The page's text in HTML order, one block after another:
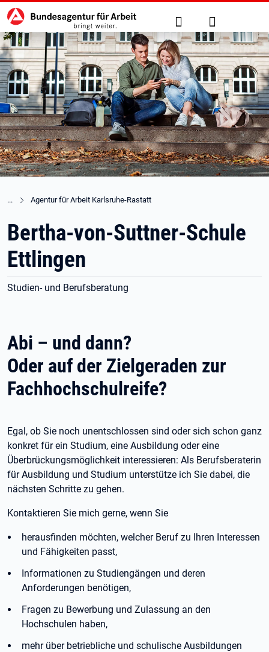
zu den Hauptinhalten springen
Hauptnavigation Suche Anmelden
Agentur für Arbeit Karlsruhe-Rastatt
Bertha-von-Suttner-Schule
Ettlingen
Studien- und Berufsberatung
Abi – und dann?
Oder auf der Zielgeraden zur
Fachhochschulreife?
Egal, ob Sie noch unentschlossen sind oder sich schon ganz
konkret für ein Studium, eine Ausbildung oder eine
Überbrückungsmöglichkeit interessieren: Als Berufsberaterin
für Ausbildung und Studium unterstütze ich Sie dabei, die
nächsten Schritte zu gehen.
Kontaktieren Sie mich gerne, wenn Sie
herausfinden möchten, welcher Beruf zu Ihren Interessen
und Fähigkeiten passt,
Informationen zu Studiengängen und deren
Anforderungen benötigen,
Fragen zu Bewerbung und Zulassung an den
Hochschulen haben,
mehr über betriebliche und schulische Ausbildungen